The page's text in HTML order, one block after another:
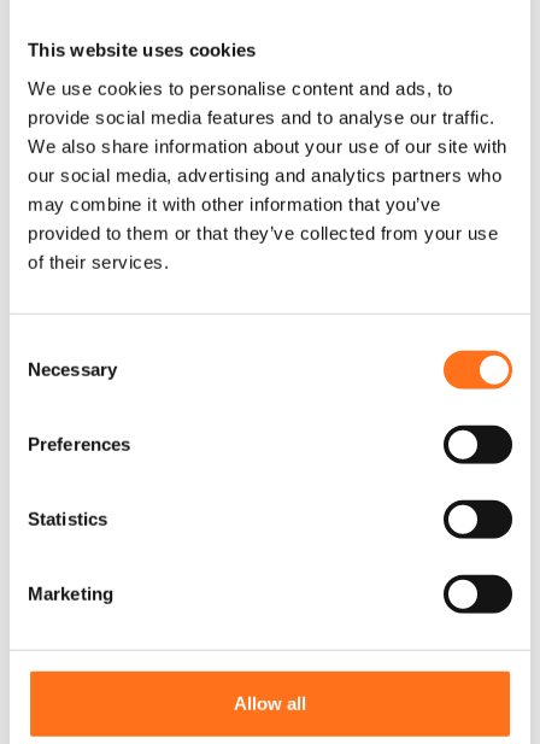
This website uses cookies
We use cookies to personalise content and ads, to
provide social media features and to analyse our traffic.
We also share information about your use of our site with
our social media, advertising and analytics partners who
may combine it with other information that you’ve
provided to them or that they’ve collected from your use
of their services.
Necessary
Preferences
Statistics
Marketing
Allow all
Geïsoleerde
Raam Covers
Achterruiten
Ducato
Geïsoleerde
Dakluik Cover
Geïsoleerde
Sprinter
Geïsoleerde
Raam Covers
Achterruiten
Sprinter